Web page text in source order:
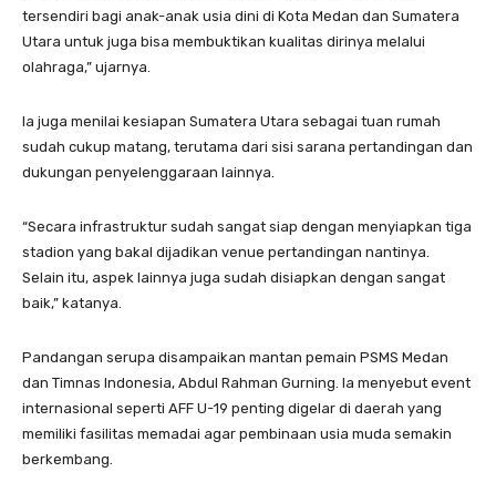
tersendiri bagi anak-anak usia dini di Kota Medan dan Sumatera
Utara untuk juga bisa membuktikan kualitas dirinya melalui
olahraga,” ujarnya.
Ia juga menilai kesiapan Sumatera Utara sebagai tuan rumah
sudah cukup matang, terutama dari sisi sarana pertandingan dan
dukungan penyelenggaraan lainnya.
“Secara infrastruktur sudah sangat siap dengan menyiapkan tiga
stadion yang bakal dijadikan venue pertandingan nantinya.
Selain itu, aspek lainnya juga sudah disiapkan dengan sangat
baik,” katanya.
Pandangan serupa disampaikan mantan pemain PSMS Medan
dan Timnas Indonesia, Abdul Rahman Gurning. Ia menyebut event
internasional seperti AFF U-19 penting digelar di daerah yang
memiliki fasilitas memadai agar pembinaan usia muda semakin
berkembang.